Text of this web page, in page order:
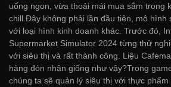
uống ngon, vừa thoải mái mua sắm trong
chill.Đây không phải lần đầu tiên, mô hình
với loại hình kinh doanh khác. Trước đó,
Supermarket Simulator 2024 từng thử
với siêu thị và rất thành công. Liệu
hàng đón nhận giống như vậy?Trong
chúng ta sẽ quản lý siêu thị với thực